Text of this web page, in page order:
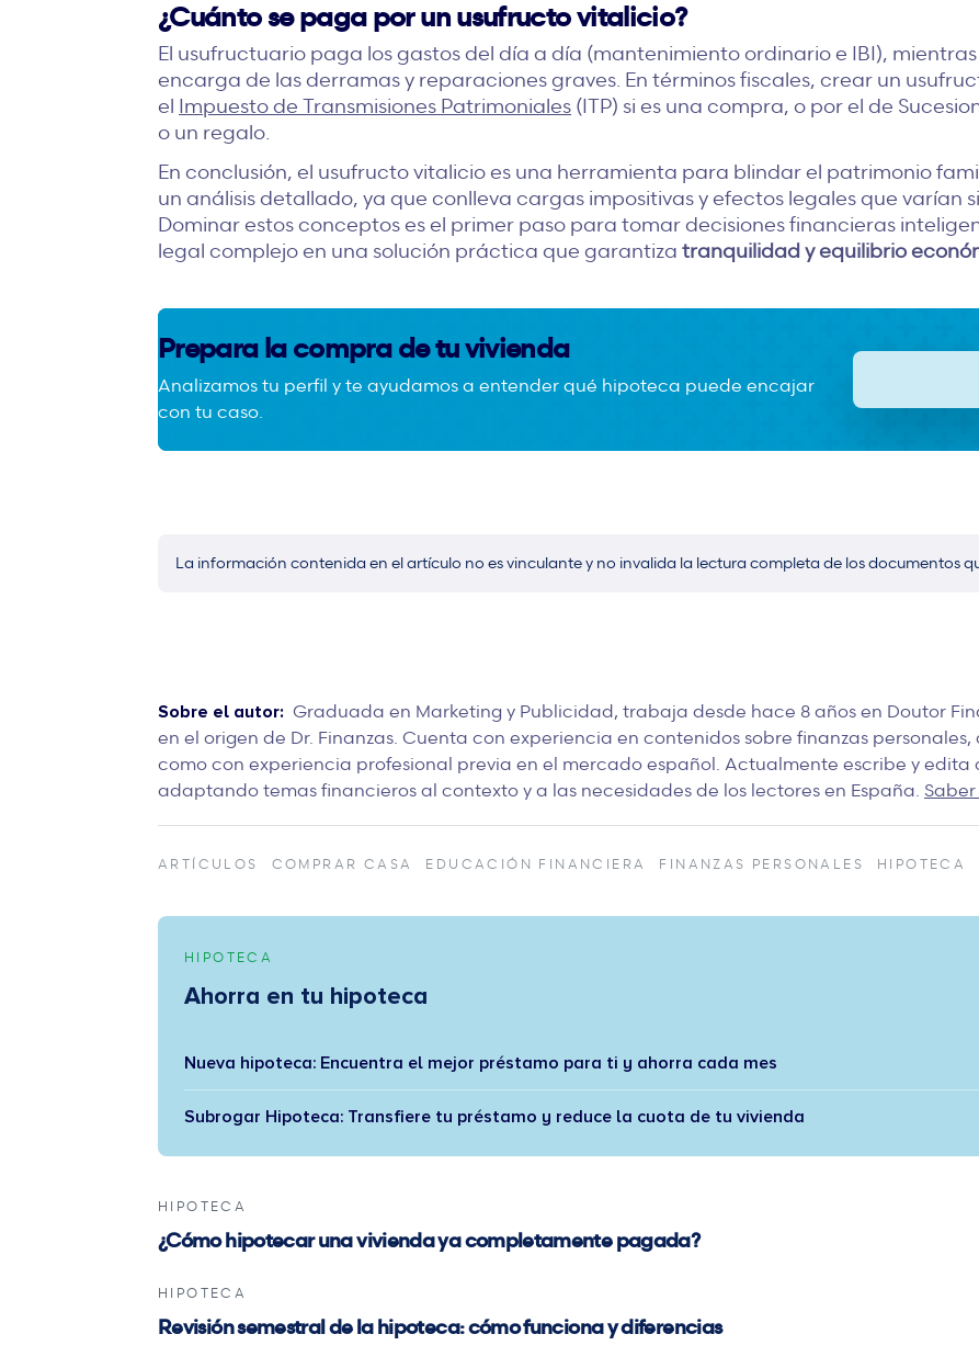
¿Cuánto se paga por un usufructo vitalicio?
El usufructuario paga los gastos del día a día (mantenimiento ordinario e IBI),
encarga de las derramas y reparaciones graves. En términos fiscales, crear un
el Impuesto de Transmisiones Patrimoniales (ITP) si es una compra, o por el de
o un regalo.
En conclusión, el usufructo vitalicio es una herramienta para blindar el patrimonio
un análisis detallado, ya que conlleva cargas impositivas y efectos legales que varían
Dominar estos conceptos es el primer paso para tomar decisiones financieras
legal complejo en una solución práctica que garantiza tranquilidad y equilibrio
Prepara la compra de tu vivienda
Analizamos tu perfil y te ayudamos a entender qué hipoteca puede encajar
con tu caso.
La información contenida en el artículo no es vinculante y no invalida la lectura completa de los documentos
Sobre el autor: Graduada en Marketing y Publicidad, trabaja desde hace 8 años en Doutor
en el origen de Dr. Finanzas. Cuenta con experiencia en contenidos sobre finanzas
como con experiencia profesional previa en el mercado español. Actualmente escribe y edita
adaptando temas financieros al contexto y a las necesidades de los lectores en España. Saber
ARTÍCULOS COMPRAR CASA EDUCACIÓN FINANCIERA FINANZAS PERSONALES HIPOTECA
HIPOTECA
Ahorra en tu hipoteca
Nueva hipoteca: Encuentra el mejor préstamo para ti y ahorra cada mes
Subrogar Hipoteca: Transfiere tu préstamo y reduce la cuota de tu vivienda
HIPOTECA
¿Cómo hipotecar una vivienda ya completamente pagada?
HIPOTECA
Revisión semestral de la hipoteca: cómo funciona y diferencias